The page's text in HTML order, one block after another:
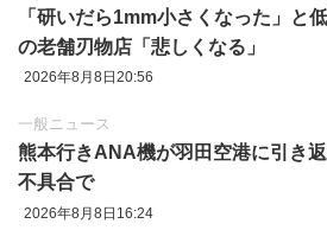
「研いだら1mm小さくなった」と
の老舗刃物店「悲しくなる」
2026年8月8日20:56
一般ニュース
熊本行きANA機が羽田空港に引き
不具合で
2026年8月8日16:24